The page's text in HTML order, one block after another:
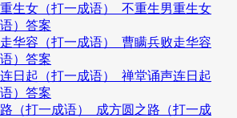
生女（打一成语）_不重生男重生女
）答案
华容（打一成语）_曹瞒兵败走华容
）答案
日起（打一成语）_禅堂诵声连日起
）答案
（打一成语）_成方圆之路（打一成